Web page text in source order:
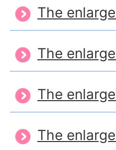
The
The
The
The